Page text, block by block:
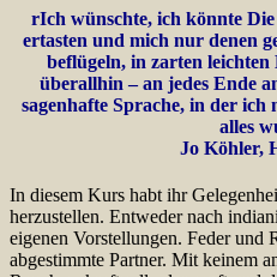
rIch wünschte, ich könnte
ertasten und mich nur denen
beflügeln, in zarten
überallhin – an jedes Ende
sagenhafte Sprache, in der ich
alles
Jo Köhler,
In diesem Kurs habt ihr
herzustellen. Entweder nach
eigenen Vorstellungen. Feder und
abgestimmte Partner. Mit keinem